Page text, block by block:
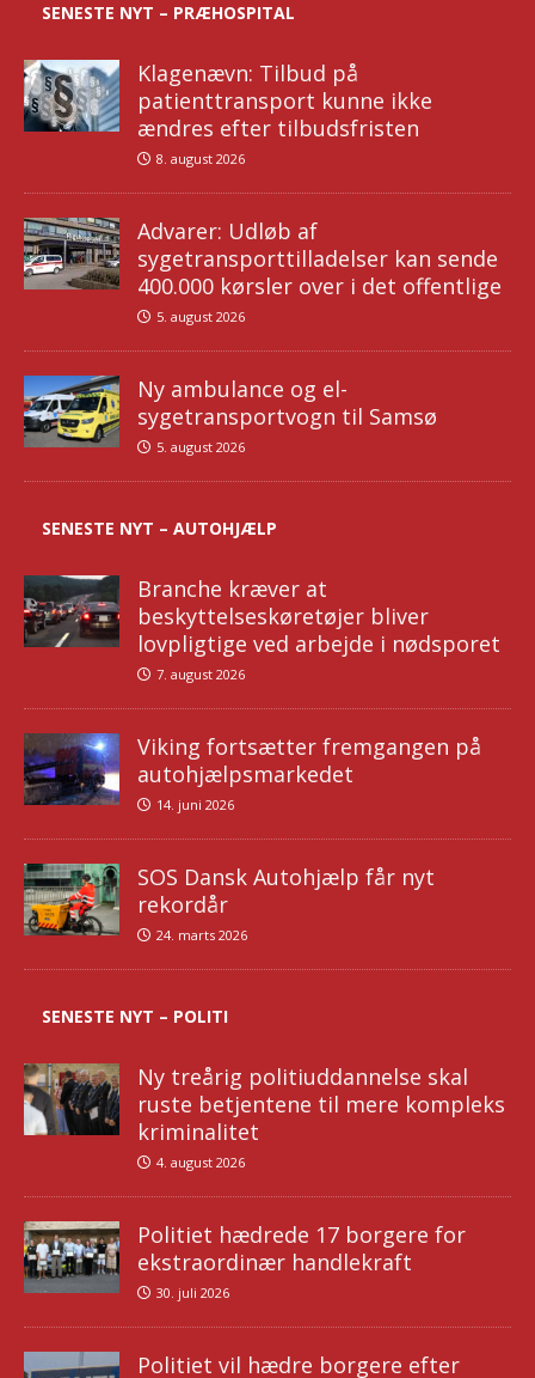
SENESTE NYT – PRÆHOSPITAL
Klagenævn: Tilbud på
patienttransport kunne ikke
ændres efter tilbudsfristen
8. august 2026
Advarer: Udløb af
sygetransporttilladelser kan sende
400.000 kørsler over i det offentlige
5. august 2026
Ny ambulance og el-
sygetransportvogn til Samsø
5. august 2026
SENESTE NYT – AUTOHJÆLP
Branche kræver at
beskyttelseskøretøjer bliver
lovpligtige ved arbejde i nødsporet
7. august 2026
Viking fortsætter fremgangen på
autohjælpsmarkedet
14. juni 2026
SOS Dansk Autohjælp får nyt
rekordår
24. marts 2026
SENESTE NYT – POLITI
Ny treårig politiuddannelse skal
ruste betjentene til mere kompleks
kriminalitet
4. august 2026
Politiet hædrede 17 borgere for
ekstraordinær handlekraft
30. juli 2026
Politiet vil hædre borgere efter